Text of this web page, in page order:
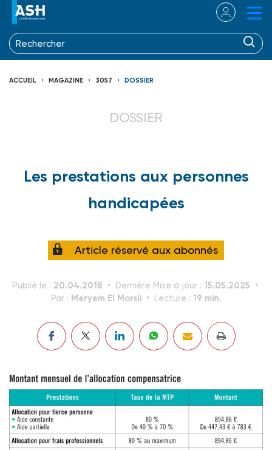
ACCUEIL MAGAZINE 3057 DOSSIER
DOSSIER
Les prestations aux personnes
handicapées
Article réservé aux abonnés
Publié le : 20.04.2018 Dernière Mise à jour : 15.05.2025
Par : Meryem El Morsli Lecture : 19 min.